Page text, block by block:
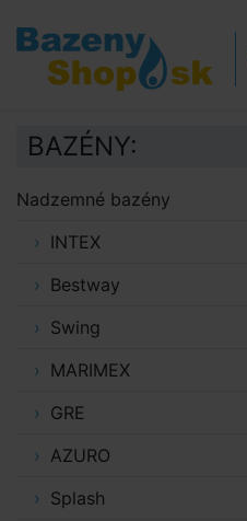
Prejsť na obsah
Prejsť k bočnému stĺpci
Klávesové skratky
BAZÉNY:
Nadzemné bazény
INTEX
Bestway
Swing
MARIMEX
GRE
AZURO
Splash